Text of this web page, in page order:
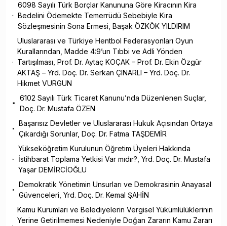
6098 Sayılı Türk Borçlar Kanununa Göre Kiracının Kira
Bedelini Ödemekte Temerrüdü Sebebiyle Kira
Sözleşmesinin Sona Ermesi, Başak ÖZKÖK YILDIRIM
Uluslararası ve Türkiye Hentbol Federasyonları Oyun
Kurallarından, Madde 4:9’un Tıbbi ve Adli Yönden
Tartışılması, Prof. Dr. Aytaç KOÇAK – Prof. Dr. Ekin Özgür
AKTAŞ – Yrd. Doç. Dr. Serkan ÇINARLI – Yrd. Doç. Dr.
Hikmet VURGUN
6102 Sayılı Türk Ticaret Kanunu’nda Düzenlenen Suçlar,
Doç. Dr. Mustafa ÖZEN
Başarısız Devletler ve Uluslararası Hukuk Açısından Ortaya
Çıkardığı Sorunlar, Doç. Dr. Fatma TAŞDEMİR
Yükseköğretim Kurulunun Öğretim Üyeleri Hakkında
İstihbarat Toplama Yetkisi Var mıdır?, Yrd. Doç. Dr. Mustafa
Yaşar DEMİRCİOĞLU
Demokratik Yönetimin Unsurları ve Demokrasinin Anayasal
Güvenceleri, Yrd. Doç. Dr. Kemal ŞAHİN
Kamu Kurumları ve Belediyelerin Vergisel Yükümlülüklerinin
Yerine Getirilmemesi Nedeniyle Doğan Zararın Kamu Zararı